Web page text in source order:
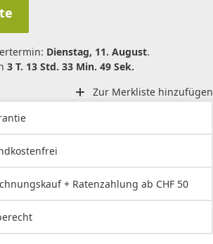
Dienstag, 11. August.
3 T. 13 Std. 33 Min. 49 Sek.
Zur Merkliste hinzufügen
+ Ratenzahlung ab CHF 50